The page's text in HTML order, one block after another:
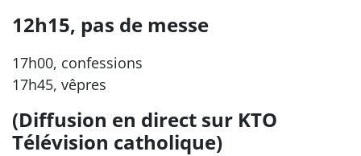
12h15, pas de messe
17h00, confessions
17h45, vêpres
(Diffusion en direct sur KTO
Télévision catholique)